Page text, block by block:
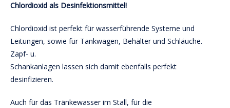
Chlordioxid als Desinfektionsmittel!
Chlordioxid ist perfekt für wasserführende Systeme und
Leitungen, sowie für Tankwagen, Behälter und Schläuche.
Zapf- u.
Schankanlagen lassen sich damit ebenfalls perfekt
desinfizieren.
Auch für das Tränkewasser im Stall, für die